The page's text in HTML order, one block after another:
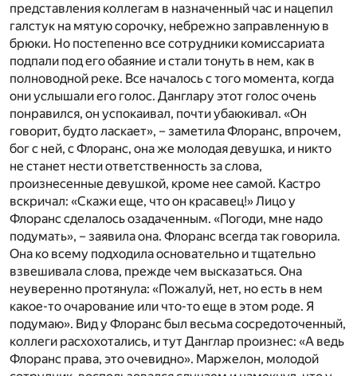
представления коллегам в назначенный час и нацепил
галстук на мятую сорочку, небрежно заправленную в
брюки. Но постепенно все сотрудники комиссариата
подпали под его обаяние и стали тонуть в нем, как в
полноводной реке. Все началось с того момента, когда
они услышали его голос. Данглару этот голос очень
понравился, он успокаивал, почти убаюкивал. «Он
говорит, будто ласкает», – заметила Флоранс, впрочем,
бог с ней, с Флоранс, она же молодая девушка, и никто
не станет нести ответственность за слова,
произнесенные девушкой, кроме нее самой. Кастро
вскричал: «Скажи еще, что он красавец!» Лицо у
Флоранс сделалось озадаченным. «Погоди, мне надо
подумать», – заявила она. Флоранс всегда так говорила.
Она ко всему подходила основательно и тщательно
взвешивала слова, прежде чем высказаться. Она
неуверенно протянула: «Пожалуй, нет, но есть в нем
какое-то очарование или что-то еще в этом роде. Я
подумаю». Вид у Флоранс был весьма сосредоточенный,
коллеги расхохотались, и тут Данглар произнес: «А ведь
Флоранс права, это очевидно». Маржелон, молодой